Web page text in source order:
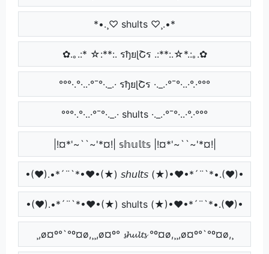
*•.¸♡ shults ♡¸.•*
✿.｡.:* ☆:**:. รђยɭՇร .:**:.☆*.:｡.✿
°°°·.°·..·°¯°·._.· รђยɭՇร ·._.·°¯°·..·°.·°°°
°°°·.°·..·°¯°·._.· shults ·._.·°¯°·..·°.·°°°
|!¤*'~``~'*¤!| 𝕤𝕙𝕦𝕝𝕥𝕤 |!¤*'~``~'*¤!|
•(♥).•*´¨`*•♥•(★) 𝘴𝘩𝘶𝘭𝘵𝘴 (★)•♥•*´¨`*•.(♥)•
•(♥).•*´¨`*•♥•(★) shults (★)•♥•*´¨`*•.(♥)•
¸,ø¤º°`°º¤ø,¸¸,ø¤º° 𝓼𝓱𝓾𝓵𝓽𝓼 °º¤ø,¸¸,ø¤º°`°º¤ø,¸